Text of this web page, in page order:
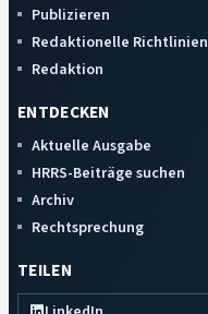
Publizieren
Redaktionelle Richtlinien
Redaktion
ENTDECKEN
Aktuelle Ausgabe
HRRS-Beiträge suchen
Archiv
Rechtsprechung
TEILEN